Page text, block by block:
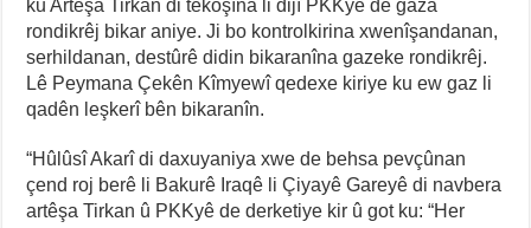
ku Artêşa Tirkan di têkoşîna li dijî PKKyê de gaza
rondikrêj bikar aniye. Ji bo kontrolkirina xwenîşandanan,
serhildanan, destûrê didin bikaranîna gazeke rondikrêj.
Lê Peymana Çekên Kîmyewî qedexe kiriye ku ew gaz li
qadên leşkerî bên bikaranîn.
“Hûlûsî Akarî di daxuyaniya xwe de behsa pevçûnan
çend roj berê li Bakurê Iraqê li Çiyayê Gareyê di navbera
artêşa Tirkan û PKKyê de derketiye kir û got ku: “Her